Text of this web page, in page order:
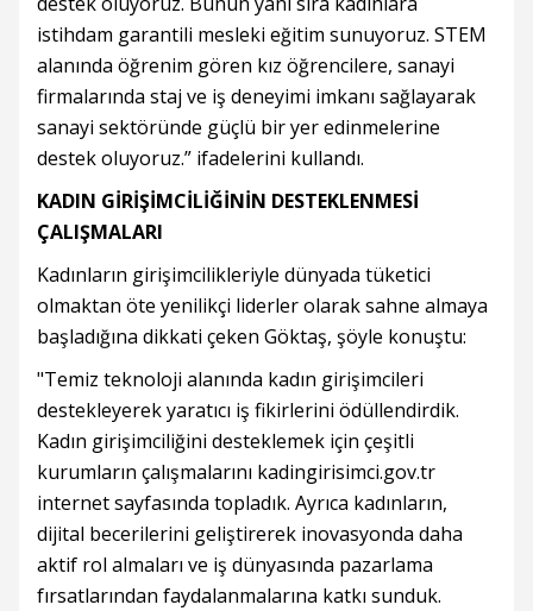
istihdam garantili mesleki eğitim sunuyoruz. STEM
alanında öğrenim gören kız öğrencilere, sanayi
firmalarında staj ve iş deneyimi imkanı sağlayarak
sanayi sektöründe güçlü bir yer edinmelerine
destek oluyoruz.” ifadelerini kullandı.
KADIN GİRİŞİMCİLİĞİNİN DESTEKLENMESİ
ÇALIŞMALARI
Kadınların girişimcilikleriyle dünyada tüketici
olmaktan öte yenilikçi liderler olarak sahne almaya
başladığına dikkati çeken Göktaş, şöyle konuştu:
"Temiz teknoloji alanında kadın girişimcileri
destekleyerek yaratıcı iş fikirlerini ödüllendirdik.
Kadın girişimciliğini desteklemek için çeşitli
kurumların çalışmalarını kadingirisimci.gov.tr
internet sayfasında topladık. Ayrıca kadınların,
dijital becerilerini geliştirerek inovasyonda daha
aktif rol almaları ve iş dünyasında pazarlama
fırsatlarından faydalanmalarına katkı sunduk.